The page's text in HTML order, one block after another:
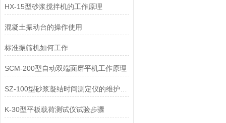
HX-15型砂浆搅拌机的工作原理
混凝土振动台的操作使用
标准振筛机如何工作
SCM-200型自动双端面磨平机工作原理
K-30型平板载荷测试仪试验步骤